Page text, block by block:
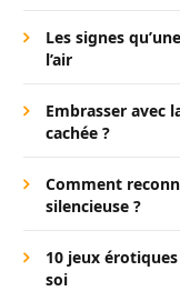
Les signes
l’air
Embrasser avec
cachée ?
Comment
silencieuse ?
10 jeux
soi